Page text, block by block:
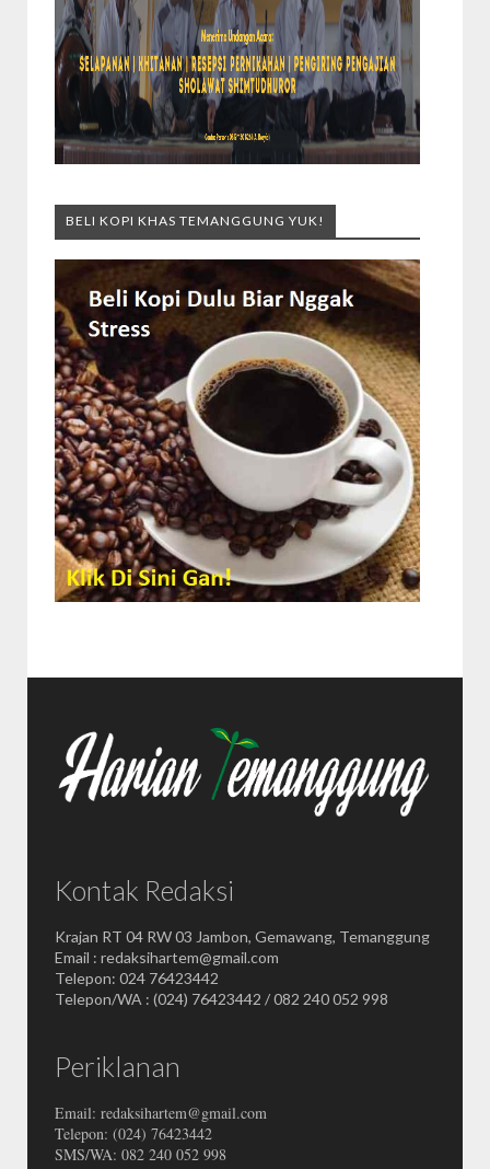
BELI KOPI KHAS TEMANGGUNG YUK!
Kontak Redaksi
Krajan RT 04 RW 03 Jambon, Gemawang, Temanggung
Email : redaksihartem@gmail.com
Telepon: 024 76423442
Telepon/WA : (024) 76423442 / 082 240 052 998
Periklanan
Email: redaksihartem@gmail.com
Telepon: (024) 76423442
SMS/WA: 082 240 052 998